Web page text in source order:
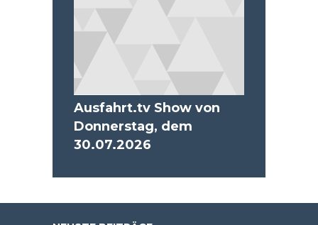
Ausfahrt.tv Show von
Donnerstag, dem
30.07.2026